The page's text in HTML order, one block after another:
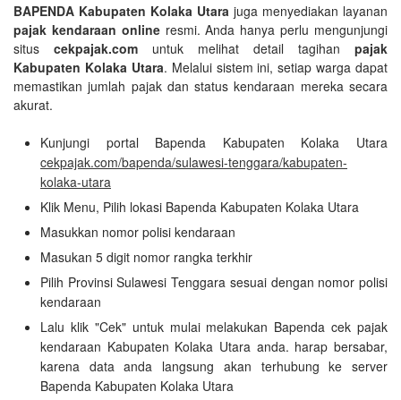
BAPENDA Kabupaten Kolaka Utara juga menyediakan layanan
pajak kendaraan onlineresmi. Anda hanya perlu mengunjungi
situs cekpajak.com untuk melihat detail tagihan pajak
Kabupaten Kolaka Utara. Melalui sistem ini, setiap warga dapat
memastikan jumlah pajak dan status kendaraan mereka secara
akurat.
Kunjungi portal Bapenda Kabupaten Kolaka Utara
cekpajak.com/bapenda/sulawesi-tenggara/kabupaten-
kolaka-utara
Klik Menu, Pilih lokasi Bapenda Kabupaten Kolaka Utara
Masukkan nomor polisi kendaraan
Masukan 5 digit nomor rangka terkhir
Pilih Provinsi Sulawesi Tenggara sesuai dengan nomor polisi
kendaraan
Lalu klik "Cek" untuk mulai melakukan Bapenda cek pajak
kendaraan Kabupaten Kolaka Utara anda. harap bersabar,
karena data anda langsung akan terhubung ke server
Bapenda Kabupaten Kolaka Utara